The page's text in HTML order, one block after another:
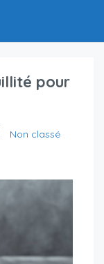
pour
Non classé